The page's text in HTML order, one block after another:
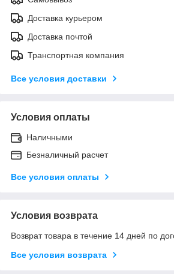
Доставка курьером
Доставка почтой
Транспортная компания
Все условия доставки
Условия оплаты
Наличными
Безналичный расчет
Все условия оплаты
Условия возврата
Возврат товара в течение 14 дней по
Все условия возврата